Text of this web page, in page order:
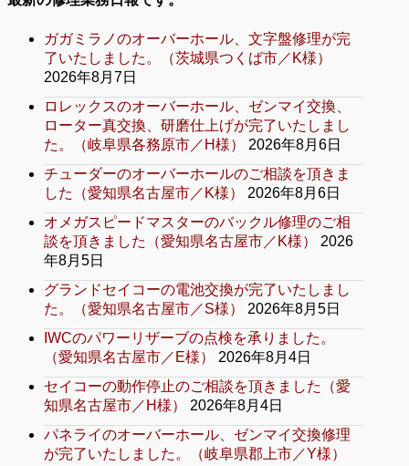
ガガミラノのオーバーホール、文字盤修理が完
了いたしました。（茨城県つくば市／K様）
2026年8月7日
ロレックスのオーバーホール、ゼンマイ交換、
ローター真交換、研磨仕上げが完了いたしまし
た。（岐阜県各務原市／H様）
2026年8月6日
チューダーのオーバーホールのご相談を頂きま
した（愛知県名古屋市／K様）
2026年8月6日
オメガスピードマスターのバックル修理のご相
談を頂きました（愛知県名古屋市／K様）
2026
年8月5日
グランドセイコーの電池交換が完了いたしまし
た。（愛知県名古屋市／S様）
2026年8月5日
IWCのパワーリザーブの点検を承りました。
（愛知県名古屋市／E様）
2026年8月4日
セイコーの動作停止のご相談を頂きました（愛
知県名古屋市／H様）
2026年8月4日
パネライのオーバーホール、ゼンマイ交換修理
が完了いたしました。（岐阜県郡上市／Y様）